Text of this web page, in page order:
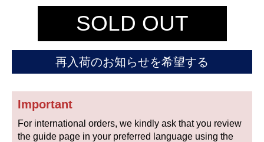
チューダー
新品
中古品 アンティーク品
SOLD OUT
再入荷のお知らせを希望する
Important
For international orders, we kindly ask that you review
the guide page in your preferred language using the